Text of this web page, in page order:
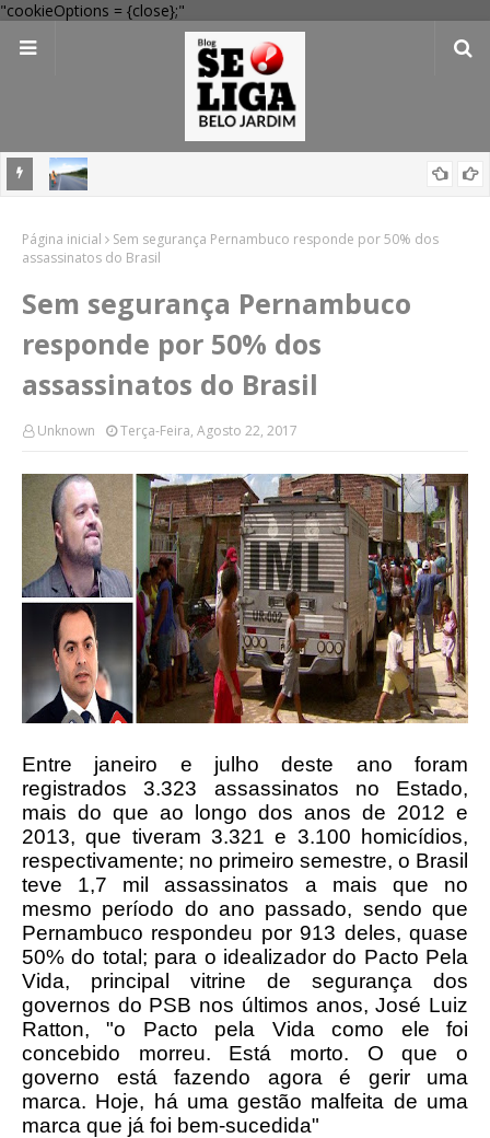
"cookieOptions = {close};"
Jardim com investimento de R$ 236 milhões
Página inicial
Sem segurança Pernambuco responde por 50% dos
assassinatos do Brasil
Sem segurança Pernambuco
responde por 50% dos
assassinatos do Brasil
Unknown Terça-Feira, Agosto 22, 2017
Entre janeiro e julho deste ano foram
registrados 3.323 assassinatos no Estado,
mais do que ao longo dos anos de 2012 e
2013, que tiveram 3.321 e 3.100 homicídios,
respectivamente; no primeiro semestre, o Brasil
teve 1,7 mil assassinatos a mais que no
mesmo período do ano passado, sendo que
Pernambuco respondeu por 913 deles, quase
50% do total; para o idealizador do Pacto Pela
Vida, principal vitrine de segurança dos
governos do PSB nos últimos anos, José Luiz
Ratton, "o Pacto pela Vida como ele foi
concebido morreu. Está morto. O que o
governo está fazendo agora é gerir uma
marca. Hoje, há uma gestão malfeita de uma
marca que já foi bem-sucedida"